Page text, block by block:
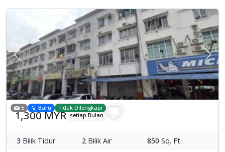
Previous
5 Baru Tidak Dilengkapi
1,300 MYR setiap Bulan
3 Bilik Tidur 2 Bilik Air 850 Sq. Ft.